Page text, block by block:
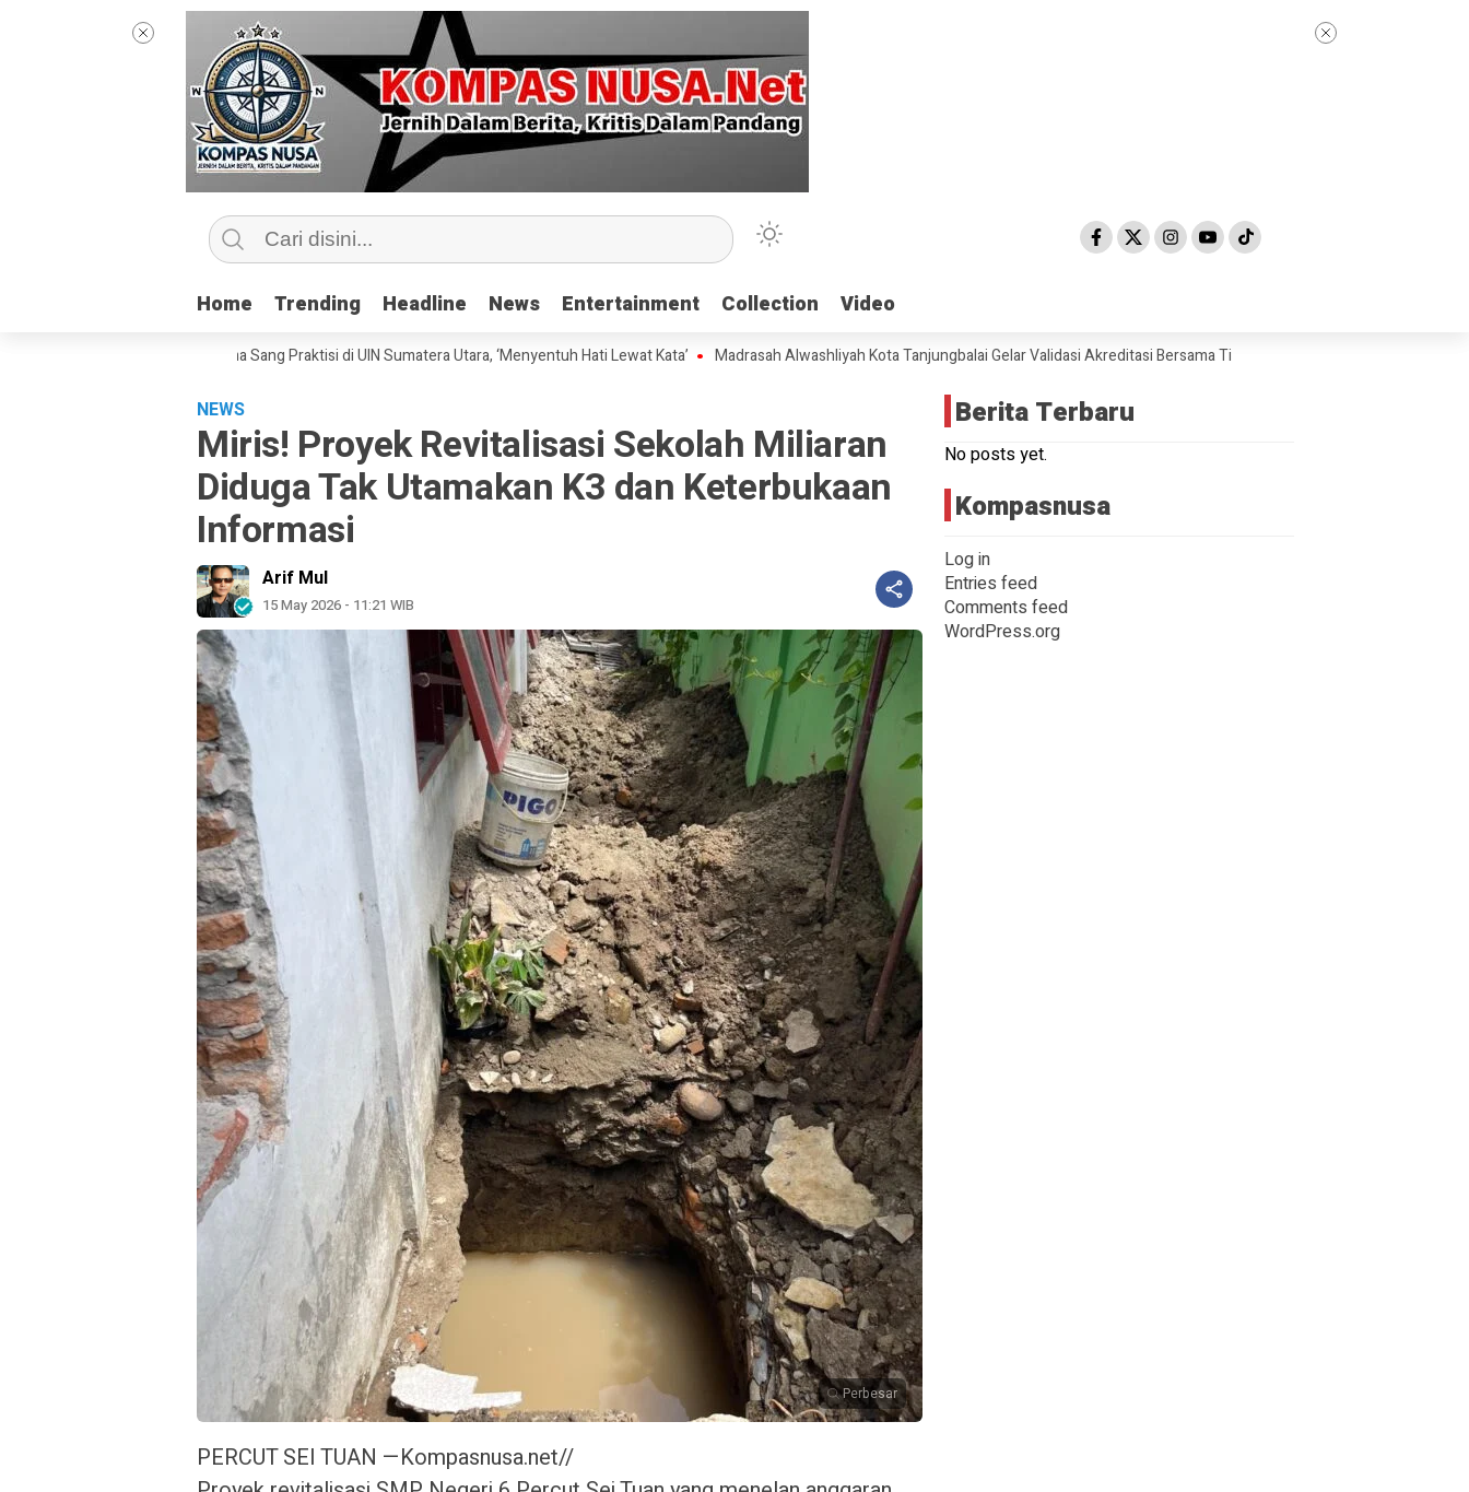
Home Trending Headline News Entertainment Collection Video
Home Trending Headline News Entertainment Collection Video
Jurnalisme Bersama Sang Praktisi di UIN Sumatera Utara, ‘Menyentuh Hati Lewat Kata’ Madrasah Alwashliyah Kota Tanjungbalai Gelar Validasi Akreditasi Bersama Tim Asesor BAN-PDM Tahun 2026
NEWS
Miris! Proyek Revitalisasi Sekolah Miliaran
Diduga Tak Utamakan K3 dan Keterbukaan
Informasi
Arif Mul
15 May 2026 - 11:21 WIB
Perbesar
PERCUT SEI TUAN —Kompasnusa.net//
Berita Terbaru
No posts yet.
Kompasnusa
Log in
Entries feed
Comments feed
WordPress.org